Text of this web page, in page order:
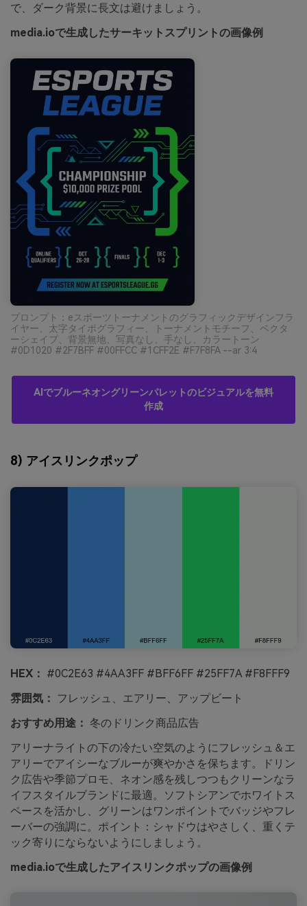
で、ダーク背景に長文は避けましょう。
media.ioで生成したサーキットスプリントの画像例
プロンプト：eスポーツトーナメントのグラフィックデザインフラ
イヤー、太字タイポグラフィー、トーナメントモチーフ、ベクタ
ーシェイプ、背景無地、写真なし、手なし、カラートーン
#0D1020 #2F7BFF #00FFCC #1CFF2E #F7F8FA --ar 3:4
AIでブルーネオングリーンパレットのビジュアルを無料
作成
8) アイスリンクポップ
HEX： #0C2E63 #4AA3FF #BFF6FF #25FF7A #F8FFF9
雰囲気：
フレッシュ、エアリー、アップビート
おすすめ用途： 冬のドリンク商品広告
アリーナライトの下の冷たい空気のようにフレッシュ＆エ
アリーでアイシーなブルーが爽やかさを保ちます。ドリン
ク広告や季節プロモ、ネオン感を残しつつもクリーンなラ
イフスタイルブランドに最適。ソフトシアンでホワイトス
ペースを活かし、グリーンはワンポイントでバッジやフレ
ーバーの強調に。ポイント：シャドウはやさしく、重くテ
ック寄りにならないようにしましょう。
media.ioで生成したアイスリンクポップの画像例